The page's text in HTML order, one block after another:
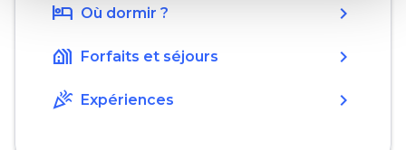
hotel Où dormir ? chevron_right
holiday_village Forfaits et séjours chevron_right
celebration Expériences chevron_right